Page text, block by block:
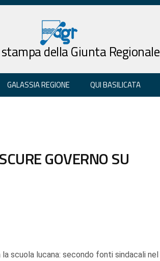
della Giunta Regionale
GALASSIA REGIONE QUI BASILICATA
GOVERNO SU
scuola lucana: secondo fonti sindacali nel